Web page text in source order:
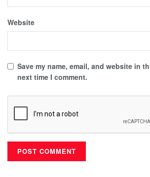
Website
Save my name, email, and website in
next time I comment.